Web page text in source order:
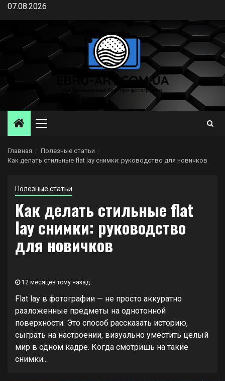
Перейти
содержимому
07.08.2026
Основное
Главная
Полезные статьи
Как делать стильные flat lay снимки: руководство для новичков
Полезные статьи
Как делать стильные flat
lay снимки: руководство
для новичков
12 месяцев тому назад
Flat lay в фотографии — не просто аккуратно
разложенные предметы на однотонной
поверхности. Это способ рассказать историю,
сыграть на настроении, визуально уместить целый
мир в одном кадре. Когда смотришь на такие
снимки...